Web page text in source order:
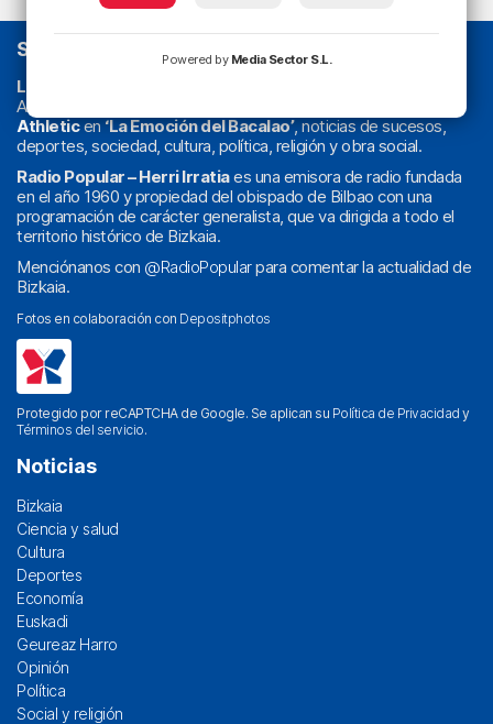
SOBRE NOSOTROS
La radio sin cadenas
Actualidad y
Athleticen‘La Emoción del Bacalao’, noticias de sucesos,
deportes, sociedad, cultura, política, religión y obra social.
Radio Popular – Herri Irratiaes una emisora de radio fundada
en el año 1960 y propiedad del obispado de Bilbao con una
programación de carácter generalista, que va dirigida a todo el
territorio histórico de Bizkaia.
Menciónanos con @RadioPopularpara comentar la actualidad de
Bizkaia.
Fotos en colaboración con Depositphotos
Protegido por reCAPTCHA de Google. Se aplican su Política de Privacidad y
Términos del servicio.
Noticias
Bizkaia
Ciencia y salud
Cultura
Deportes
Economía
Euskadi
Geureaz Harro
Opinión
Política
Social y religión
Powered by Media Sector S.L.